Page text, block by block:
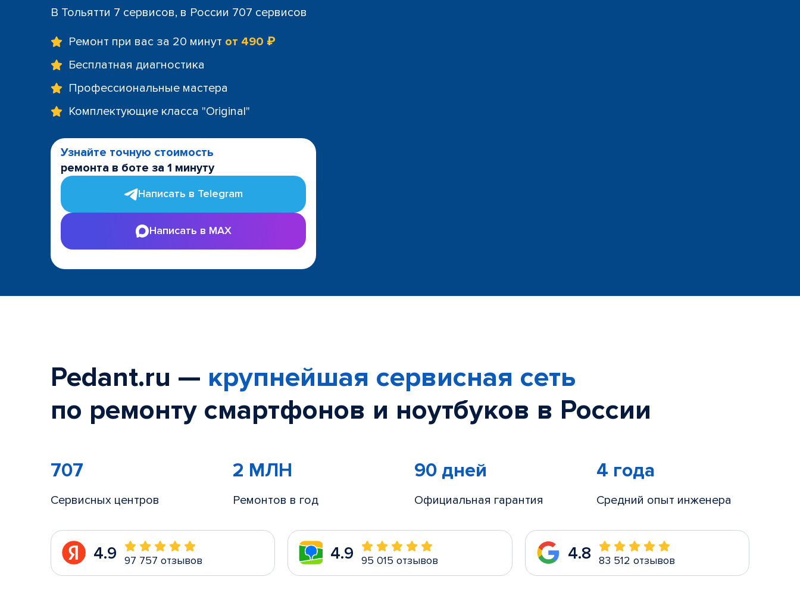
В Тольятти 7 сервисов, в России 707 сервисов
Ремонт при вас за 20 минут от 490 ₽
Бесплатная диагностика
Профессиональные мастера
Комплектующие класса "Original"
Узнайте точную стоимость
ремонта в боте за 1 минуту
Написать в Telegram
Написать в MAX
Pedant.ru — крупнейшая сервисная сеть
по ремонту смартфонов и ноутбуков в России
707
Сервисных центров
2 МЛН
Ремонтов в год
90 дней
Официальная гарантия
4 года
Средний опыт инженера
4.9 97 757 отзывов 4.9 95 015 отзывов 4.8 83 512 отзывов